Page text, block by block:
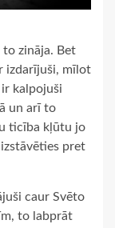
to zināja. Bet
izdarījuši, mīlot
kalpojuši
un arī to
ticība kļūtu jo
pret
caur Svēto
to labprāt